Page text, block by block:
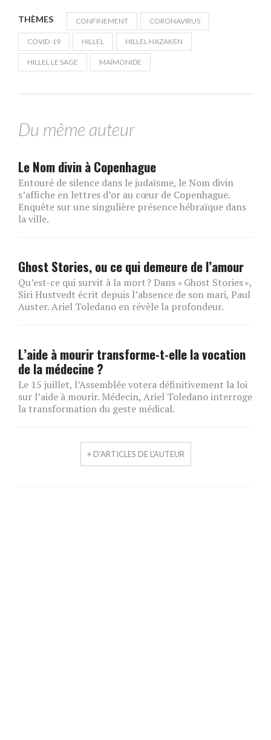
THÈMES CONFINEMENT CORONAVIRUS
COVID-19 HILLEL HILLEL HAZAKEN
HILLEL LE SAGE MAÏMONIDE
Du même auteur
Le Nom divin à Copenhague
Entouré de silence dans le judaïsme, le Nom divin
s’affiche en lettres d’or au cœur de Copenhague.
Enquête sur une singulière présence hébraïque dans
la ville.
Ghost Stories, ou ce qui demeure de l’amour
Qu’est-ce qui survit à la mort ? Dans « Ghost Stories »,
Siri Hustvedt écrit depuis l’absence de son mari, Paul
Auster. Ariel Toledano en révèle la profondeur.
L’aide à mourir transforme-t-elle la vocation
de la médecine ?
Le 15 juillet, l’Assemblée votera définitivement la loi
sur l’aide à mourir. Médecin, Ariel Toledano interroge
la transformation du geste médical.
+ D'ARTICLES DE L'AUTEUR